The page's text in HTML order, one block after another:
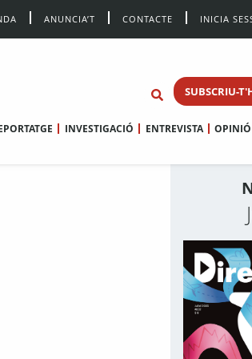
ANUNCIA’T CONTACTE INICIA
SUBSCRIU-
INVESTIGACIÓ ENTREVISTA OPINIÓ